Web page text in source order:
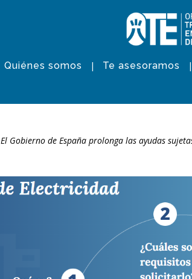
Quiénes somos Te asesoramos
El Gobierno de España prolonga las ayudas